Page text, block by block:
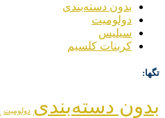
بدون دسته‌بندی
دولومیت
سیلیس
کربنات کلسیم
تگها:
بدون دسته‌بندی دولومیت